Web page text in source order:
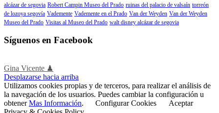
alcázar de segovia Robert Campin Museo del Prado ruinas del palacio de valsaín torreón
de lozoya segovía Vademente Vademente en el Prado Van der Weyden Van der Weyden
Museo del Prado Visitas al Museo del Prado walt disney alcázar de segovia
Síguenos en Facebook
Gina Vicente ♟
Desplazarse hacia arriba
Utilizamos cookies propias y de terceros, para realizar el análisis de
la navegación de los usuarios. Puedes cambiar la configuración u
obtenerMas Información. Configurar Cookies
Aceptar